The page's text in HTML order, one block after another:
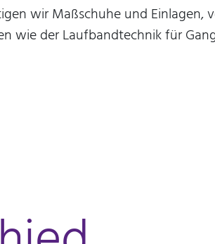
wir Maßschuhe und Einlagen,
wie der Laufbandtechnik für